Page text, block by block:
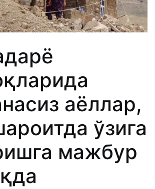
аёллар,
ўзига
мажбур